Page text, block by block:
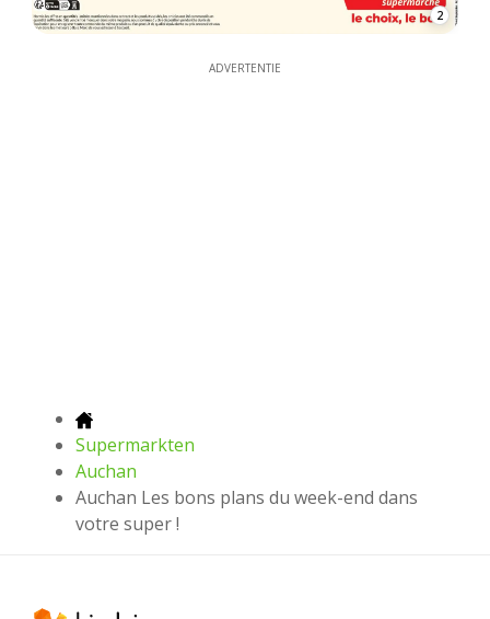
2
ADVERTENTIE
Supermarkten
Auchan
Auchan Les bons plans du week-end dans
votre super !